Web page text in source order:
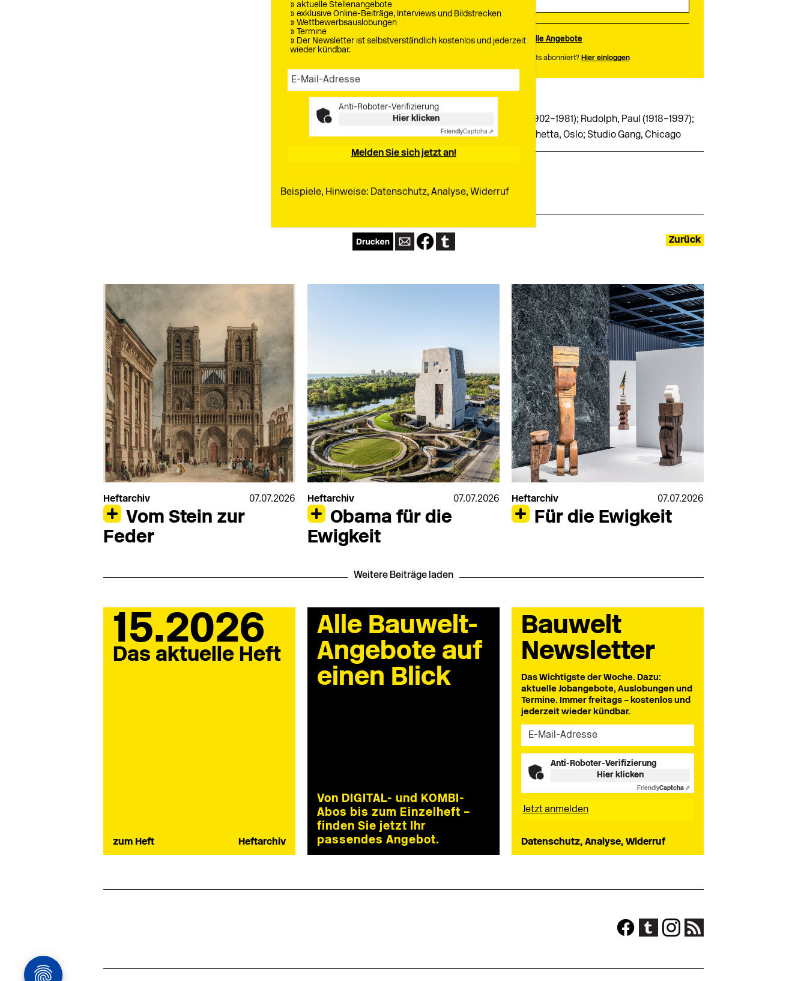
Alle Angebote
Bauwelt+ bereits abonniert? Hier einloggen
Fakten
Architekten
Breuer, Marcel (1902–1981); Rudolph, Paul (1918–1997);
Kahns, Louis (1901–1974); Snøhetta, Oslo; Studio Gang, Chicago
0 Kommentare
» aktuelle Stellenangebote
» exklusive Online-Beiträge, Interviews und Bildstrecken
» Wettbewerbsauslobungen
» Termine
» Der Newsletter ist selbstverständlich kostenlos und jederzeit
wieder kündbar.
Anti-Roboter-Verifizierung
Hier klicken
FriendlyCaptcha ⇗
Melden Sie sich jetzt an!
Beispiele, Hinweise: Datenschutz, Analyse, Widerruf
Zurück
Heftarchiv 07.07.2026
Vom Stein zur
Feder
Heftarchiv 07.07.2026
Obama für die
Ewigkeit
Heftarchiv 07.07.2026
Für die Ewigkeit
Weitere Beiträge laden
15.2026
Das aktuelle Heft
zum Heft Heftarchiv
Alle Bauwelt-
Angebote auf
einen Blick
Von DIGITAL- und KOMBI-
Abos bis zum Einzelheft –
finden Sie jetzt Ihr
passendes Angebot.
Bauwelt
Newsletter
Das Wichtigste der Woche. Dazu:
aktuelle Jobangebote, Auslobungen und
Termine. Immer freitags – kostenlos und
jederzeit wieder kündbar.
Anti-Roboter-Verifizierung
Hier klicken
FriendlyCaptcha ⇗
Datenschutz, Analyse, Widerruf